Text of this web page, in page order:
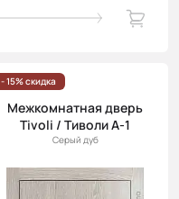
- 15% скидка
Межкомнатная дверь
Tivoli / Тиволи А-1
Серый дуб